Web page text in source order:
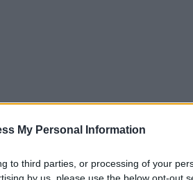
My Personal Information
to third parties, or processing of your
by us, please use the below opt-out